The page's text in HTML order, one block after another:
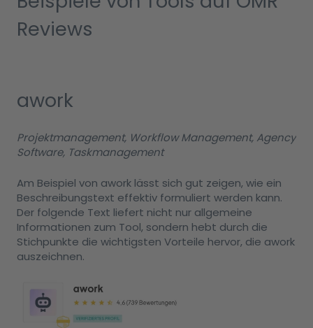
Reviews
awork
Projektmanagement, Workflow Management, Agency
Software, Taskmanagement
Am Beispiel von awork lässt sich gut zeigen, wie ein
Beschreibungstext effektiv formuliert werden kann.
Der folgende Text liefert nicht nur allgemeine
Informationen zum Tool, sondern hebt durch die
Stichpunkte die wichtigsten Vorteile hervor, die awork
auszeichnen.